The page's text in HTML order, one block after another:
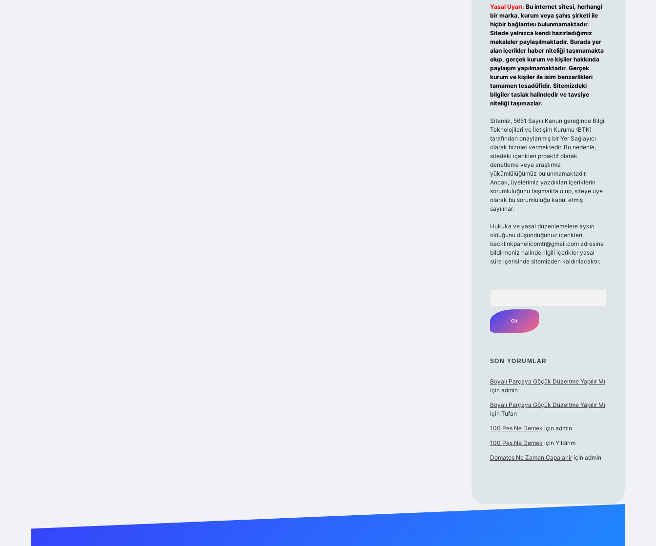
Yasal Uyarı: Bu internet sitesi, herhangi
bir marka, kurum veya şahıs şirketi ile
hiçbir bağlantısı bulunmamaktadır.
Sitede yalnızca kendi hazırladığımız
makaleler paylaşılmaktadır. Burada yer
alan içerikler haber niteliği taşımamakta
olup, gerçek kurum ve kişiler hakkında
paylaşım yapılmamaktadır. Gerçek
kurum ve kişiler ile isim benzerlikleri
tamamen tesadüfidir. Sitemizdeki
bilgiler taslak halindedir ve tavsiye
niteliği taşımazlar.
Sitemiz, 5651 Sayılı Kanun gereğince Bilgi
Teknolojileri ve İletişim Kurumu (BTK)
tarafından onaylanmış bir Yer Sağlayıcı
olarak hizmet vermektedir. Bu nedenle,
sitedeki içerikleri proaktif olarak
denetleme veya araştırma
yükümlülüğümüz bulunmamaktadır.
Ancak, üyelerimiz yazdıkları içeriklerin
sorumluluğunu taşımakta olup, siteye üye
olarak bu sorumluluğu kabul etmiş
sayılırlar.
Hukuka ve yasal düzenlemelere aykırı
olduğunu düşündüğünüz içerikleri,
backlinkpanelicomtr@gmail.comadresine
bildirmeniz halinde, ilgili içerikler yasal
süre içerisinde sitemizden kaldırılacaktır.
SON YORUMLAR
Boyalı Parçaya Göçük Düzeltme Yapılır Mı
için admin
Boyalı Parçaya Göçük Düzeltme Yapılır Mı
için Tufan
100 Pes Ne Demek için admin
100 Pes Ne Demek için Yıldırım
Domates Ne Zaman Capalaniriçin admin